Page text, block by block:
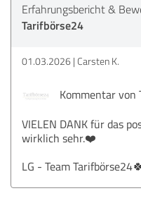
Erfahrungsbericht &
Tarifbörse24
01.03.2026 Carsten K.
Kommentar von
VIELEN DANK für das
wirklich sehr.❤️
LG - Team Tarifbörse24🍀